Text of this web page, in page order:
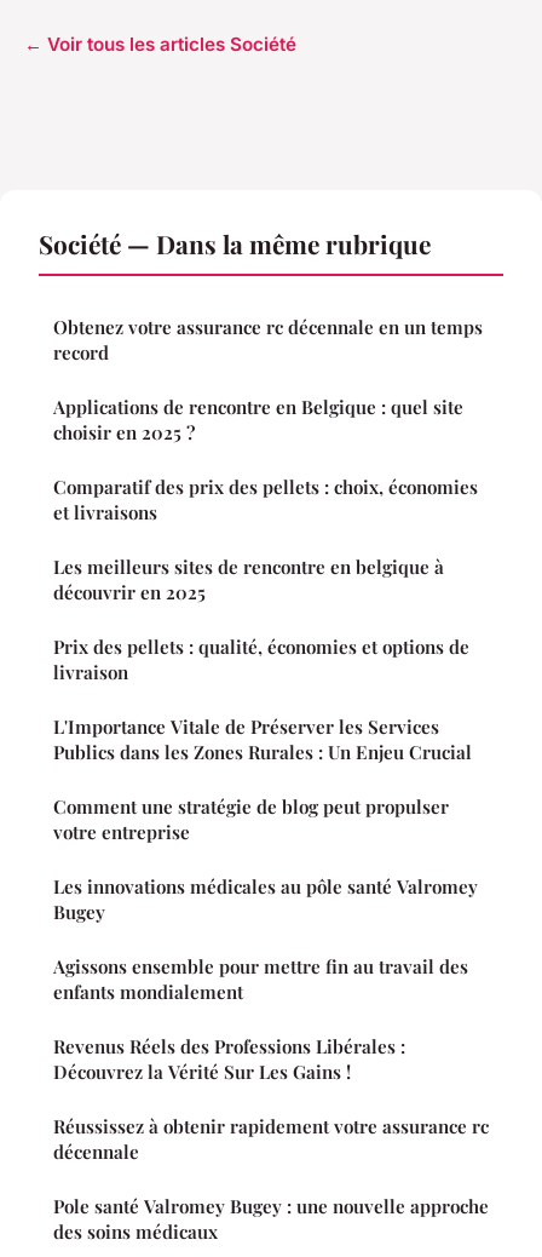
← Voir tous les articles Société
Société — Dans la même rubrique
Obtenez votre assurance rc décennale en un temps
record
Applications de rencontre en Belgique : quel site
choisir en 2025 ?
Comparatif des prix des pellets : choix, économies
et livraisons
Les meilleurs sites de rencontre en belgique à
découvrir en 2025
Prix des pellets : qualité, économies et options de
livraison
L'Importance Vitale de Préserver les Services
Publics dans les Zones Rurales : Un Enjeu Crucial
Comment une stratégie de blog peut propulser
votre entreprise
Les innovations médicales au pôle santé Valromey
Bugey
Agissons ensemble pour mettre fin au travail des
enfants mondialement
Revenus Réels des Professions Libérales :
Découvrez la Vérité Sur Les Gains !
Réussissez à obtenir rapidement votre assurance rc
décennale
Pole santé Valromey Bugey : une nouvelle approche
des soins médicaux